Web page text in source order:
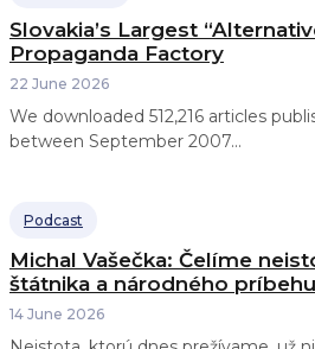
Slovakia’s Largest
Propaganda Factory
22 June 2026
We downloaded 512,216 articles
between September 2007...
Podcast
Michal Vašečka: Čelíme
štátnika a národného príbehu
14 June 2026